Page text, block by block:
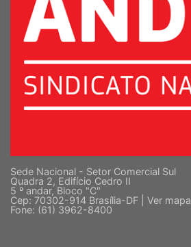
Sede Nacional - Setor Comercial Sul
Quadra 2, Edifício Cedro II
5 º andar, Bloco "C"
Cep: 70302-914 Brasília-DF | Ver mapa
Fone: (61) 3962-8400